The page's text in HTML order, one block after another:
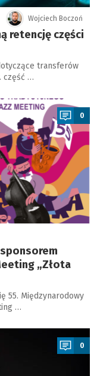
Wojciech Boczoń
retencję części
transferów
część …
0
„Złota
55. Międzynarodowy
…
0